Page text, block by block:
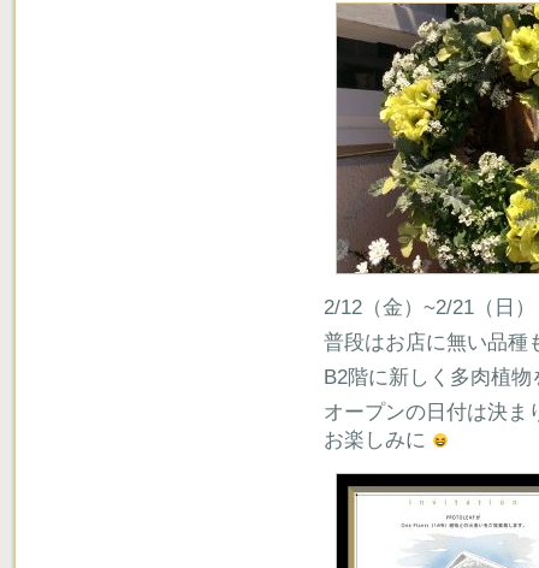
2/12（金）~2/21（日
普段はお店に無い品種
B2階に新しく多肉植
オープンの日付は決ま
お楽しみに